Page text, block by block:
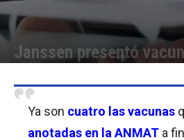
Janssen presentó
Ya son cuatro las vacunas
anotadas en la ANMAT a